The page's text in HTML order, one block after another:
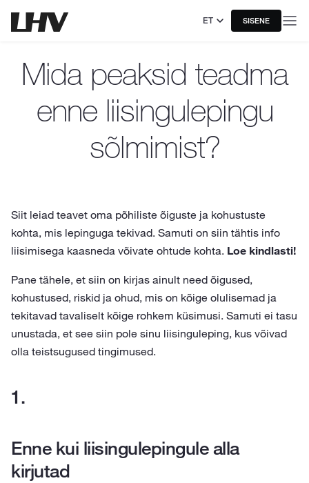
ET SISENE
Mida peaksid teadma
enne liisingulepingu
sõlmimist?
Siit leiad teavet oma põhiliste õiguste ja kohustuste
kohta, mis lepinguga tekivad. Samuti on siin tähtis info
liisimisega kaasneda võivate ohtude kohta. Loe kindlasti!
Pane tähele, et siin on kirjas ainult need õigused,
kohustused, riskid ja ohud, mis on kõige olulisemad ja
tekitavad tavaliselt kõige rohkem küsimusi. Samuti ei tasu
unustada, et see siin pole sinu liisinguleping, kus võivad
olla teistsugused tingimused.
Enne kui liisingulepingule alla
kirjutad